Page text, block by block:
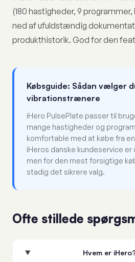
(180 hastigheder, 9
ned af ufuldstændig
produkthistorik. God for den
Købsguide: Sådan vælger
vibrationstrænere
iHero PulsePlate passer til
mange hastigheder og
komfortable med at købe fra
iHeros danske kundeservice er
men for den mest forsigtige
stadig det sikrere valg.
Ofte stillede
Hvem er